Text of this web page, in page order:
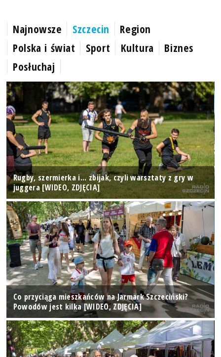
Najnowsze Szczecin
Region
Polska i świat
Sport Kultura
Biznes
Posłuchaj
Rugby, szermierka i... zbijak, czyli warsztaty z gry w
juggera [WIDEO, ZDJĘCIA]
Co przyciąga mieszkańców na Jarmark Szczeciński?
Powodów jest kilka [WIDEO, ZDJĘCIA]